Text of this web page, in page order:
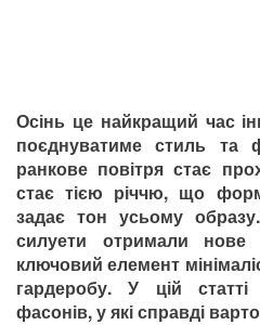
Осінь це найкращий час
поєднуватиме стиль та
ранкове повітря стає
стає тією річчю, що
задає тон усьому
силуети отримали
ключовий елемент
гардеробу. У цій
фасонів, у які справді